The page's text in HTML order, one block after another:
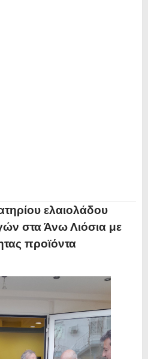
ελαιολάδου
στα Άνω Λιόσια με
προϊόντα